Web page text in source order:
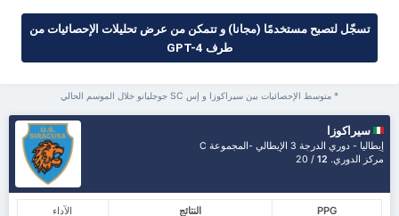
تسجّل لتصبح مستخدمًا (مجانا) و تتمكن من عرض تحليلات الإحصائيات من
طرف GPT-4
* متوسط الإحصائيات بين سيراكوزا و إس SC جوجليانو خلال الموسم الحالي
سيراكوزا
إيطاليا - دوري الدرجة 3 الإيطالي -المجموعة C
مركز الدوري. 12
/ 20
الآداء النتائج
PPG